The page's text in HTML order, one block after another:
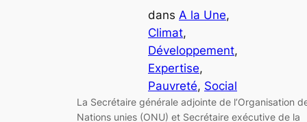
dans A la Une
Climat
Développement
Expertise
Pauvreté, Social
La Secrétaire générale adjointe de l’Organisation
Nations unies (ONU) et Secrétaire exécutive de la